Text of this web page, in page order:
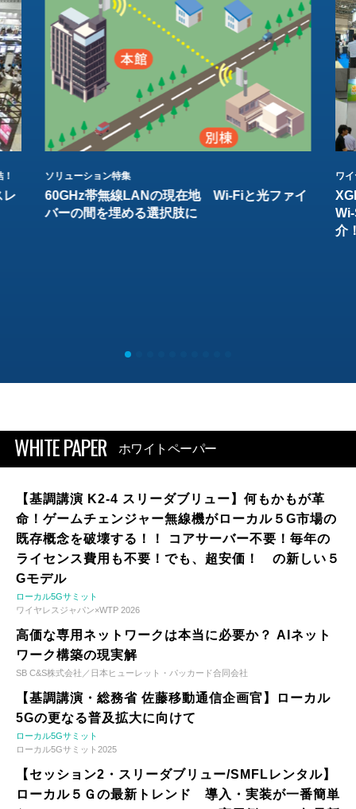
レ
ソリューション特集
60GHz帯無線LANの現在地 Wi-Fiと光ファイ
バーの間を埋める選択肢に
ワ
介
WHITE PAPER ホワイトペーパー
【基調講演 K2-4 スリーダブリュー】何もかもが革
命！ゲームチェンジャー無線機がローカル５G市場の
既存概念を破壊する！！ コアサーバー不要！毎年の
ライセンス費用も不要！でも、超安価！ の新しい５
Gモデル
ローカル5Gサミット
ワイヤレスジャパン×WTP 2026
高価な専用ネットワークは本当に必要か？ AIネット
ワーク構築の現実解
SB C&S株式会社／日本ヒューレット・パッカード合同会社
【基調講演・総務省 佐藤移動通信企画官】ローカル
5Gの更なる普及拡大に向けて
ローカル5Gサミット
ローカル5Gサミット2025
【セッション2・スリーダブリュー/SMFLレンタル】
ローカル５Ｇの最新トレンド 導入・実装が一番簡単